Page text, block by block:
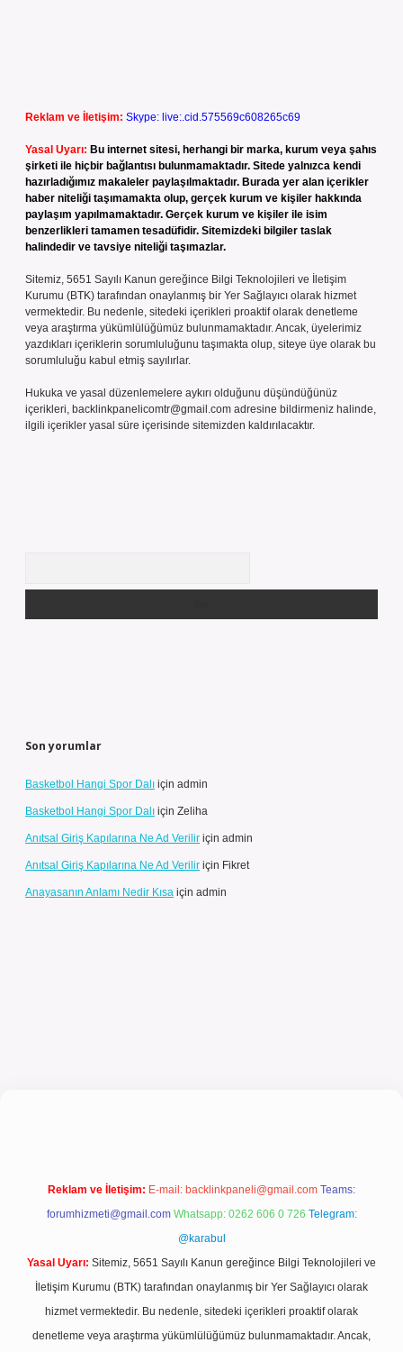
Reklam ve İletişim: Skype: live:.cid.575569c608265c69
Yasal Uyarı: Bu internet sitesi, herhangi bir marka, kurum veya şahıs
şirketi ile hiçbir bağlantısı bulunmamaktadır. Sitede yalnızca kendi
hazırladığımız makaleler paylaşılmaktadır. Burada yer alan içerikler
haber niteliği taşımamakta olup, gerçek kurum ve kişiler hakkında
paylaşım yapılmamaktadır. Gerçek kurum ve kişiler ile isim
benzerlikleri tamamen tesadüfidir. Sitemizdeki bilgiler taslak
halindedir ve tavsiye niteliği taşımazlar.
Sitemiz, 5651 Sayılı Kanun gereğince Bilgi Teknolojileri ve İletişim
Kurumu (BTK) tarafından onaylanmış bir Yer Sağlayıcı olarak hizmet
vermektedir. Bu nedenle, sitedeki içerikleri proaktif olarak denetleme
veya araştırma yükümlülüğümüz bulunmamaktadır. Ancak, üyelerimiz
yazdıkları içeriklerin sorumluluğunu taşımakta olup, siteye üye olarak bu
sorumluluğu kabul etmiş sayılırlar.
Hukuka ve yasal düzenlemelere aykırı olduğunu düşündüğünüz
içerikleri, backlinkpanelicomtr@gmail.com adresine bildirmeniz halinde,
ilgili içerikler yasal süre içerisinde sitemizden kaldırılacaktır.
Son yorumlar
Basketbol Hangi Spor Dalı için admin
Basketbol Hangi Spor Dalı için Zeliha
Anıtsal Giriş Kapılarına Ne Ad Verilir için admin
Anıtsal Giriş Kapılarına Ne Ad Verilir için Fikret
Anayasanın Anlamı Nedir Kısa için admin
Reklam ve İletişim: E-mail: backlinkpaneli@gmail.com Teams:
forumhizmeti@gmail.com Whatsapp: 0262 606 0 726 Telegram:
@karabul
Yasal Uyarı: Sitemiz, 5651 Sayılı Kanun gereğince Bilgi Teknolojileri ve
İletişim Kurumu (BTK) tarafından onaylanmış bir Yer Sağlayıcı olarak
hizmet vermektedir. Bu nedenle, sitedeki içerikleri proaktif olarak
denetleme veya araştırma yükümlülüğümüz bulunmamaktadır. Ancak,